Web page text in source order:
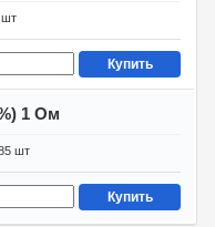
шт
Купить
1 Ом
шт
Купить